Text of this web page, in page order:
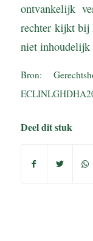
ontvankelijk
rechter kijkt bij
niet inhoudelijk
Bron:
Deel dit stuk